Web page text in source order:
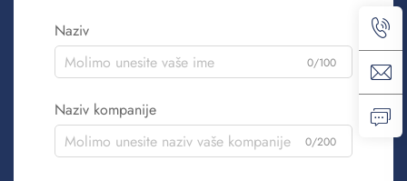
Naziv
0/100
Naziv kompanije
0/200